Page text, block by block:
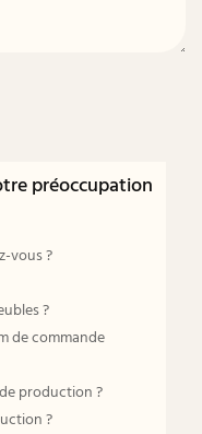
préoccupation
vous ?
?
de commande
production ?
?